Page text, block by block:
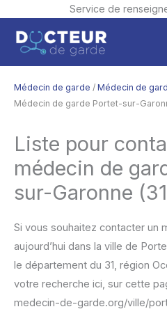
Service de
contenu
Médecin de garde / Médecin de
Médecin de garde Portet-sur-
Liste pour
médecin de
sur-Garonne
Si vous souhaitez contacter un
aujourd’hui dans la ville de
le département du 31, région
votre recherche ici, sur cette
medecin-de-garde.org/ville/